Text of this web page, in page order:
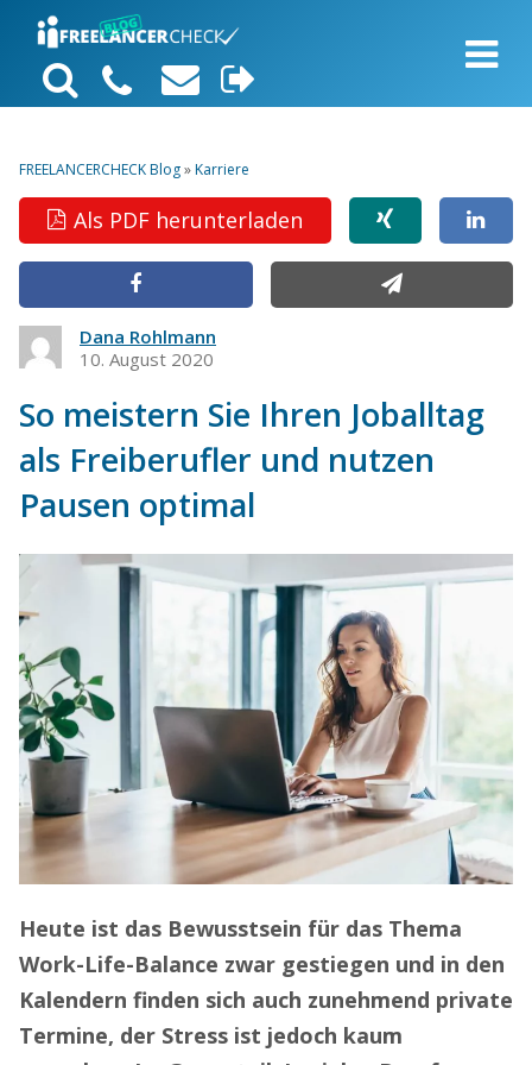
FREELANCERCHECK Blog»Karriere
Als PDF herunterladen
Dana Rohlmann
10. August 2020
So meistern Sie Ihren Joballtag
als Freiberufler und nutzen
Pausen optimal
Heute ist das Bewusstsein für das Thema
Work-Life-Balance zwar gestiegen und in den
Kalendern finden sich auch zunehmend private
Termine, der Stress ist jedoch kaum